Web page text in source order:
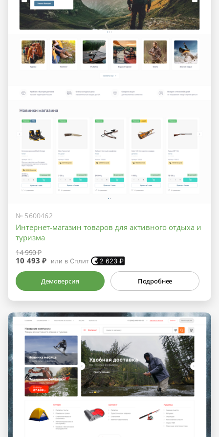
№ 5600462
Интернет-магазин товаров для активного отдыха и
туризма
14 990 ₽
10 493 ₽ или в Сплит 2 623₽
Демоверсия Подробнее